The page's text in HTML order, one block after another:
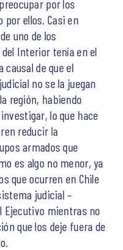
por los
por ellos. Casi en
uno de los
Interior tenía en el
causal de que el
no se la juegan
región, habiendo
lo que hace
reducir la
armados que
es algo no menor, ya
que ocurren en Chile
judicial –
Ejecutivo mientras no
que los deje fuera de